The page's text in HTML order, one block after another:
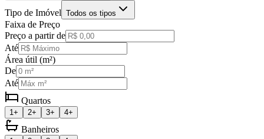
Tipo de Imóvel Todos os tipos
Faixa de Preço
Preço a partir de
Até
Área útil (m²)
De
Até
Quartos
1+ 2+ 3+ 4+
Banheiros